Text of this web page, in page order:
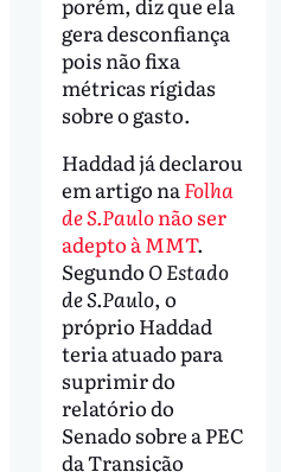
gera desconfiança
pois não fixa
métricas rígidas
sobre o gasto.
Haddad já declarou
em artigo na Folha
de S.Paulonão ser
adepto à MMT.
Segundo O Estado
de S.Paulo, o
próprio Haddad
teria atuado para
suprimir do
relatório do
Senado sobre a PEC
da Transição